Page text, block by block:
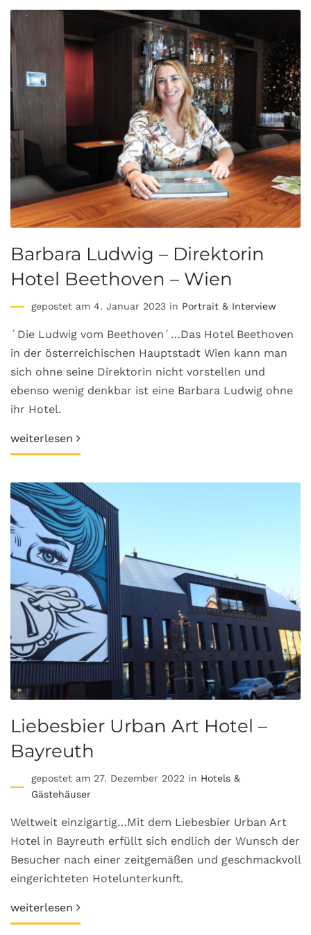
Barbara Ludwig – Direktorin
Hotel Beethoven – Wien
gepostet am 4. Januar 2023 in Portrait & Interview
´Die Ludwig vom Beethoven´…Das Hotel Beethoven
in der österreichischen Hauptstadt Wien kann man
sich ohne seine Direktorin nicht vorstellen und
ebenso wenig denkbar ist eine Barbara Ludwig ohne
ihr Hotel.
weiterlesen
Liebesbier Urban Art Hotel –
Bayreuth
gepostet am 27. Dezember 2022 in Hotels &
Gästehäuser
Weltweit einzigartig…Mit dem Liebesbier Urban Art
Hotel in Bayreuth erfüllt sich endlich der Wunsch der
Besucher nach einer zeitgemäßen und geschmackvoll
eingerichteten Hotelunterkunft.
weiterlesen